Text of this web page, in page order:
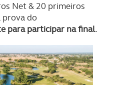
Net & 20 primeiros
prova do
para participar na final.